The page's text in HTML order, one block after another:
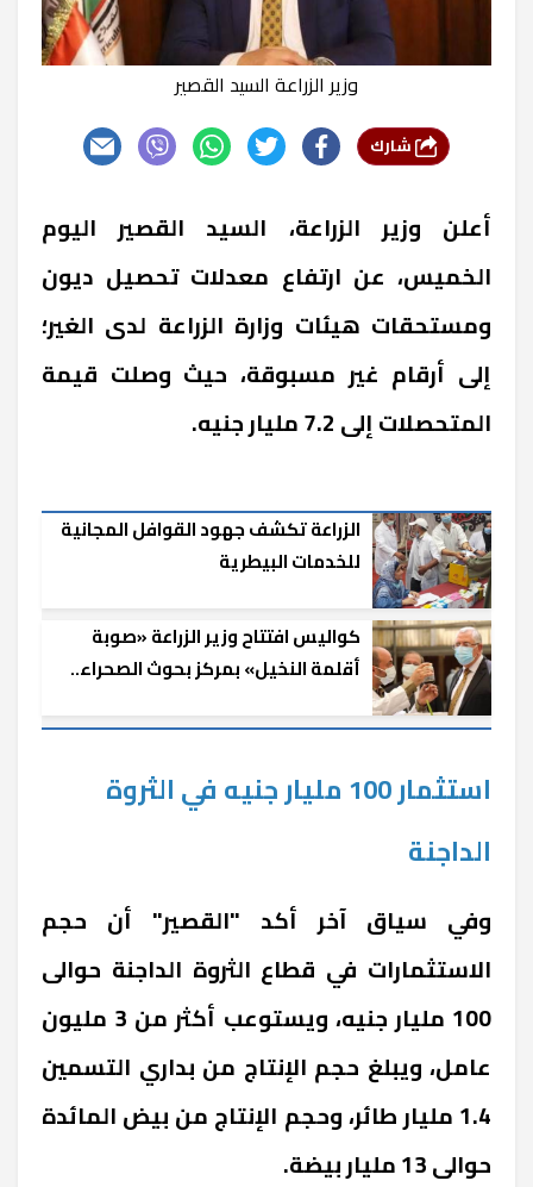
وزير الزراعة السيد القصير
أعلن وزير الزراعة، السيد القصير اليوم
الخميس، عن ارتفاع معدلات تحصيل ديون
ومستحقات هيئات وزارة الزراعة لدى الغير؛
إلى أرقام غير مسبوقة، حيث وصلت قيمة
المتحصلات إلى 7.2 مليار جنيه.
الزراعة تكشف جهود القوافل المجانية
للخدمات البيطرية
كواليس افتتاح وزير الزراعة «صوبة
أقلمة النخيل» بمركز بحوث الصحراء..
استثمار 100 مليار جنيه في الثروة
الداجنة
وفي سياق آخر أكد "القصير" أن حجم
الاستثمارات في قطاع الثروة الداجنة حوالى
100 مليار جنيه، ويستوعب أكثر من 3 مليون
عامل، ويبلغ حجم الإنتاج من بداري التسمين
1.4 مليار طائر، وحجم الإنتاج من بيض المائدة
حوالى 13 مليار بيضة.